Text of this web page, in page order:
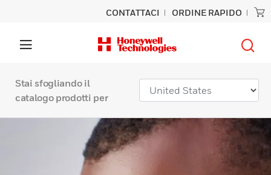
CONTATTACI ORDINE RAPIDO
Stai sfogliando il
catalogo prodotti per